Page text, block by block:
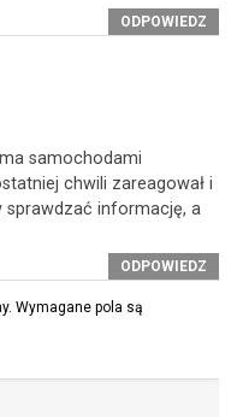
ODPOWIEDZ
samochodami
chwili zareagował i
sprawdzać informację, a
ODPOWIEDZ
Wymagane pola są